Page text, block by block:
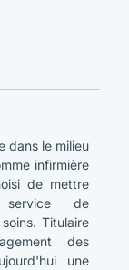
dans le milieu
infirmière
de mettre
de
Titulaire
des
une